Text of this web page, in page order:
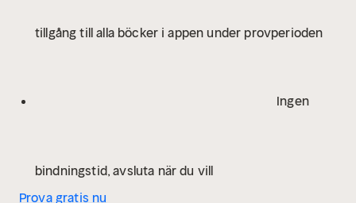
tillgång till alla böcker i appen under provperioden
Ingen
bindningstid, avsluta när du vill
Prova gratis nu